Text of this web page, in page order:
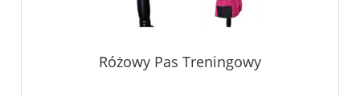
Różowy Pas Treningowy